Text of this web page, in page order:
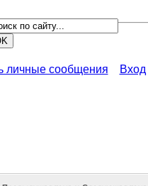
личные сообщения Вход